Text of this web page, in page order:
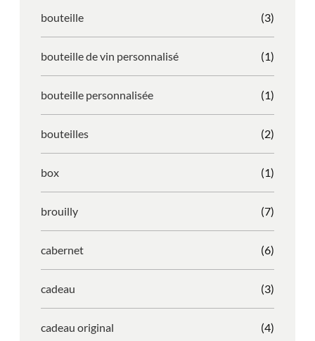
bouteille (3)
bouteille de vin personnalisé (1)
bouteille personnalisée (1)
bouteilles (2)
box (1)
brouilly (7)
cabernet (6)
cadeau (3)
cadeau original (4)